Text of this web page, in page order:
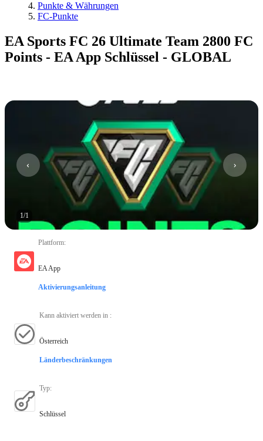
Punkte & Währungen
FC-Punkte
EA Sports FC 26 Ultimate Team 2800 FC
Points - EA App Schlüssel - GLOBAL
1/1
Plattform:
EA App
Aktivierungsanleitung
Kann aktiviert werden in :
Österreich
Länderbeschränkungen
Typ:
Schlüssel